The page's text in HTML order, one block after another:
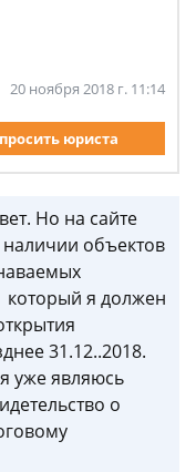
20 ноября 2018 г. 11:14
юриста
Но на сайте
объектов
который я должен
31.12..2018.
уже являюсь
о